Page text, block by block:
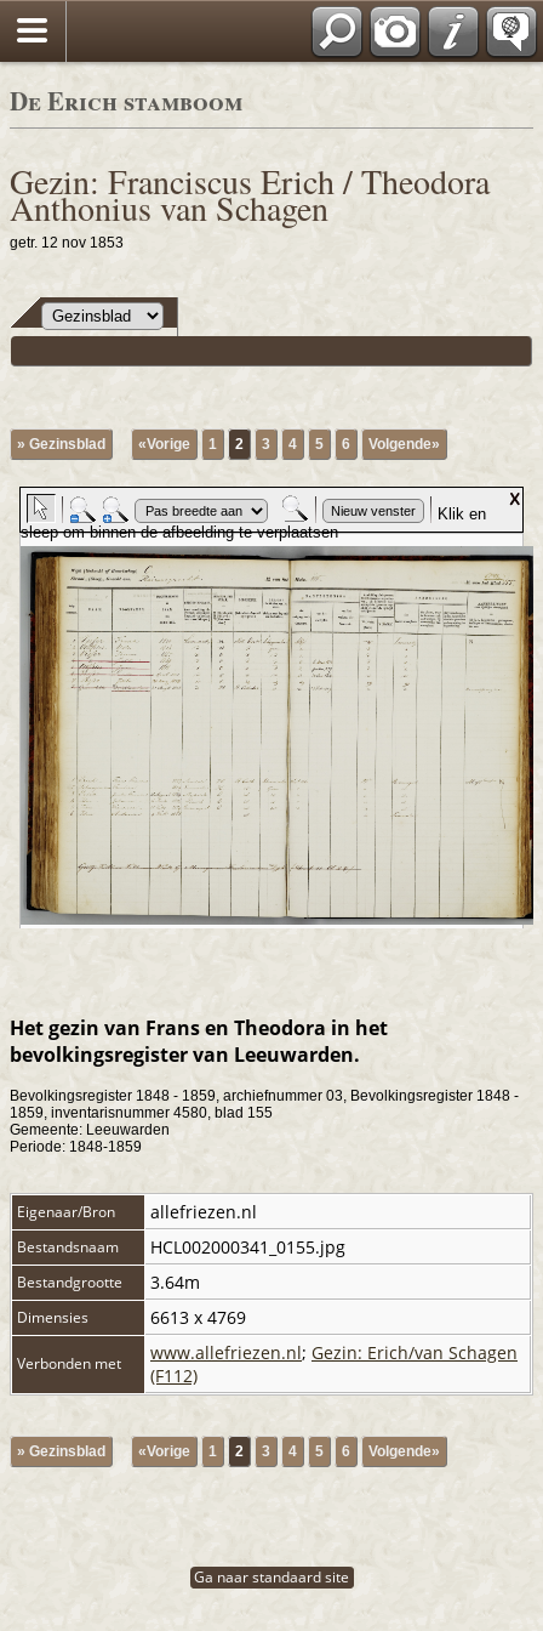
De Erich stamboom
Gezin: Franciscus Erich / Theodora
Anthonius van Schagen
getr. 12 nov 1853
» Gezinsblad «Vorige 1 2 3 4 5 6 Volgende»
Het gezin van Frans en Theodora in het
bevolkingsregister van Leeuwarden.
Bevolkingsregister 1848 - 1859, archiefnummer 03, Bevolkingsregister 1848 -
1859, inventarisnummer 4580, blad 155
Gemeente: Leeuwarden
Periode: 1848-1859
Eigenaar/Bron allefriezen.nl
Bestandsnaam HCL002000341_0155.jpg
Bestandgrootte 3.64m
Dimensies 6613 x 4769
Verbonden met www.allefriezen.nl; Gezin: Erich/van Schagen
(F112)
» Gezinsblad «Vorige 1 2 3 4 5 6 Volgende»
Ga naar standaard site